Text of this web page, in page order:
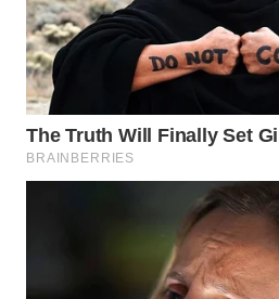
CO ID
WAHANANEWS
WAHANA